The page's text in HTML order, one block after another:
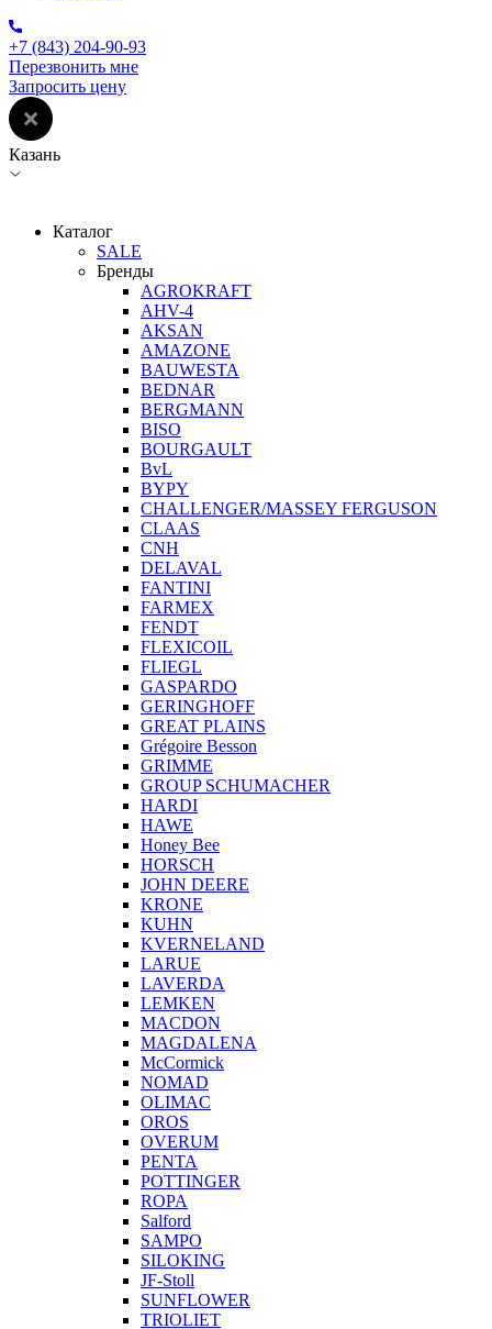
+7 (843) 204-90-93
Перезвонить мне
Запросить цену
Казань
Каталог
SALE
Бренды
AGROKRAFT
AHV-4
AKSAN
AMAZONE
BAUWESTA
BEDNAR
BERGMANN
BISO
BOURGAULT
BvL
BYPY
CHALLENGER/MASSEY FERGUSON
CLAAS
CNH
DELAVAL
FANTINI
FARMEX
FENDT
FLEXICOIL
FLIEGL
GASPARDO
GERINGHOFF
GREAT PLAINS
Grégoire Besson
GRIMME
GROUP SCHUMACHER
HARDI
HAWE
Honey Bee
HORSCH
JOHN DEERE
KRONE
KUHN
KVERNELAND
LARUE
LAVERDA
LEMKEN
MACDON
MAGDALENA
McCormick
NOMAD
OLIMAC
OROS
OVERUM
PENTA
POTTINGER
ROPA
Salford
SAMPO
SILOKING
JF-Stoll
SUNFLOWER
TRIOLIET